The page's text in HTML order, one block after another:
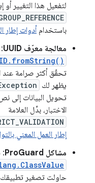
لتفعيل هذا التغيير أو
باستخدام أدوات إطار
معالجة معرّف UUID
تحقّق أكثر صرامة عند
يظهر لك
تحويل البيانات إلى
الاختبار، بدِّل العلامة
إطار العمل المعني
مشاكل ProGuard
:
حاولت تصغير